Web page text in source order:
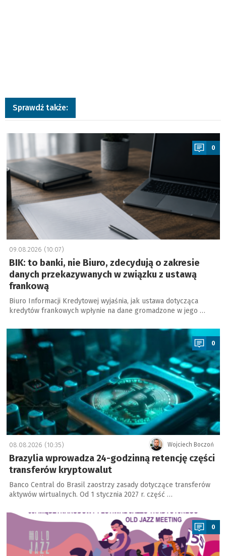
Sprawdź także:
a
0
09.08.2026 (10:07)
BIK: to banki, nie Biuro, zdecydują o zakresie
danych przekazywanych w związku z ustawą
frankową
Biuro Informacji Kredytowej wyjaśnia, jak ustawa dotycząca
kredytów frankowych wpłynie na dane gromadzone w jego …
a
0
Wojciech Boczoń
08.08.2026 (10:35)
Brazylia wprowadza 24-godzinną retencję części
transferów kryptowalut
Banco Central do Brasil zaostrzy zasady dotyczące transferów
aktywów wirtualnych. Od 1 stycznia 2027 r. część …
a
0